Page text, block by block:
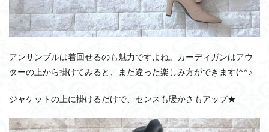
アンサンブルは着回せるのも魅力ですよね。カーディガンはアウ
ターの上から掛けてみると、また違った楽しみ方ができます(^^♪
ジャケットの上に掛けるだけで、センスも暖かさもアップ★